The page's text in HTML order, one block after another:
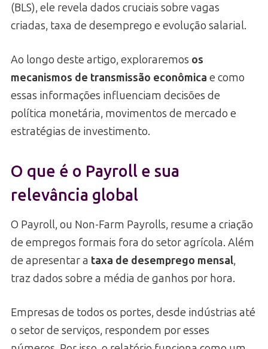
(BLS), ele revela dados cruciais sobre vagas
criadas, taxa de desemprego e evolução salarial.
Ao longo deste artigo, exploraremos os
mecanismos de transmissão econômica e como
essas informações influenciam decisões de
política monetária, movimentos de mercado e
estratégias de investimento.
O que é o Payroll e sua
relevância global
O Payroll, ou Non-Farm Payrolls, resume a criação
de empregos formais fora do setor agrícola. Além
de apresentar a taxa de desemprego mensal,
traz dados sobre a média de ganhos por hora.
Empresas de todos os portes, desde indústrias até
o setor de serviços, respondem por esses